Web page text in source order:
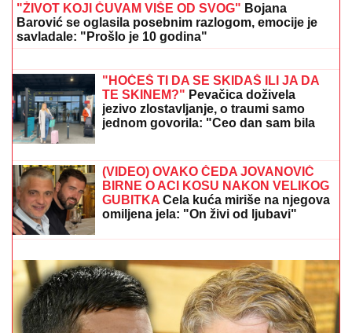
"ŽIVOT KOJI ČUVAM VIŠE OD SVOG" Bojana
Barović se oglasila posebnim razlogom, emocije je
savladale: "Prošlo je 10 godina"
BEOGRADU!Rakovica se zatresla
usred noći: Na licu mesta krater,
policija traga za počiniocem
jezivo zlostavljanje, o traumi samo
jednom govorila: "Ceo dan sam bila
zaključana"